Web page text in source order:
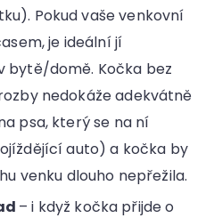
Pokud vaše venkovní
je ideální jí
domě. Kočka bez
nedokáže adekvátně
psa, který se na ní
auto) a kočka by
venku dlouho nepřežila.
– i když kočka přijde o